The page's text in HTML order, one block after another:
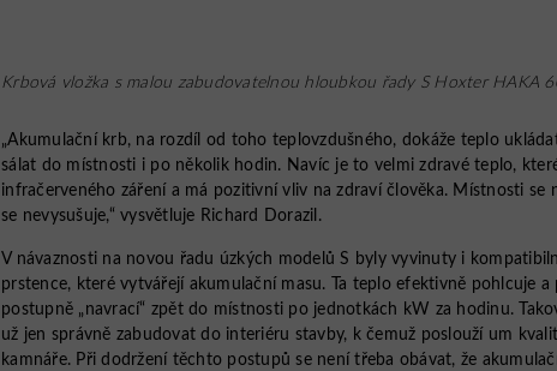
Krbová vložka s malou zabudovatelnou hloubkou řady S Hoxter HAKA
„Akumulační krb, na rozdíl od toho teplovzdušného, dokáže teplo
sálat do místnosti i po několik hodin. Navíc je to velmi zdravé teplo,
infračerveného záření a má pozitivní vliv na zdraví člověka. Místnosti se
se nevysušuje,“ vysvětluje Richard Dorazil.
V návaznosti na novou řadu úzkých modelů S byly vyvinuty i
prstence, které vytvářejí akumulační masu. Ta teplo efektivně pohlcuje a
postupně „navrací“ zpět do místnosti po jednotkách kW za hodinu.
už jen správně zabudovat do interiéru stavby, k čemuž poslouží um
kamnáře. Při dodržení těchto postupů se není třeba obávat, že